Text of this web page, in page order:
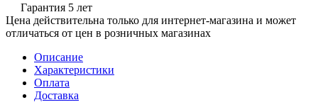
Гарантия 5 лет
Цена действительна только для интернет-магазина и может
отличаться от цен в розничных магазинах
Описание
Характеристики
Оплата
Доставка